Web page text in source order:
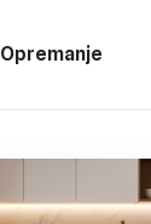
Opremanje